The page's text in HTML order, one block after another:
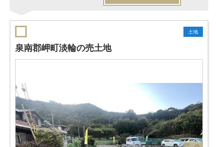
土地
泉南郡岬町淡輪の売土地